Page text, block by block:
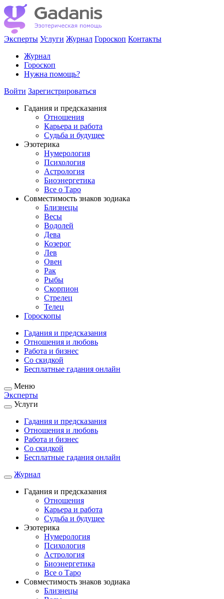
Эксперты Услуги Журнал Гороскоп Контакты
Журнал
Гороскоп
Нужна помощь?
Войти Зарегистрироваться
Гадания и предсказания
Отношения
Карьера и работа
Cудьба и будущее
Эзотерика
Нумерология
Психология
Астрология
Биоэнергетика
Все о Таро
Совместимость знаков зодиака
Близнецы
Весы
Водолей
Дева
Козерог
Лев
Овен
Рак
Рыбы
Скорпион
Стрелец
Телец
Гороскопы
Гадания и предсказания
Отношения и любовь
Работа и бизнес
Со скидкой
Бесплатные гадания онлайн
Меню
Эксперты
Услуги
Гадания и предсказания
Отношения и любовь
Работа и бизнес
Со скидкой
Бесплатные гадания онлайн
Журнал
Гадания и предсказания
Отношения
Карьера и работа
Cудьба и будущее
Эзотерика
Нумерология
Психология
Астрология
Биоэнергетика
Все о Таро
Совместимость знаков зодиака
Близнецы